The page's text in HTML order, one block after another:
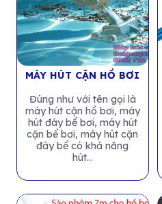
MÁY HÚT CẶN HỒ BƠI
Đúng như với tên gọi là
máy hút cặn hồ bơi, máy
hút đáy bể bơi, máy hút
cặn bể bơi, máy hút cặn
đáy bể có khả năng
hút...